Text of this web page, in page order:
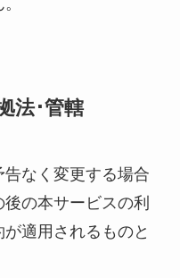
法･管轄
告なく変更する場合
の本サービスの利
適用されるものと